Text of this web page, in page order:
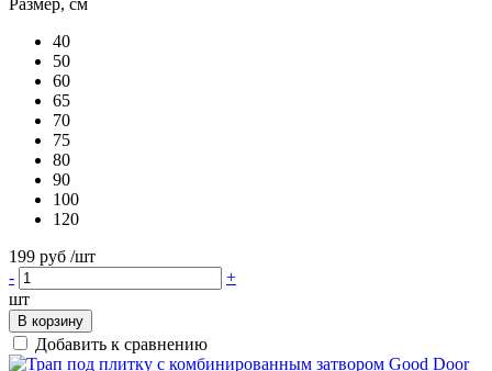
40
50
60
65
70
75
80
90
100
120
199 руб /шт
-
+
шт
В корзину
Добавить к сравнению